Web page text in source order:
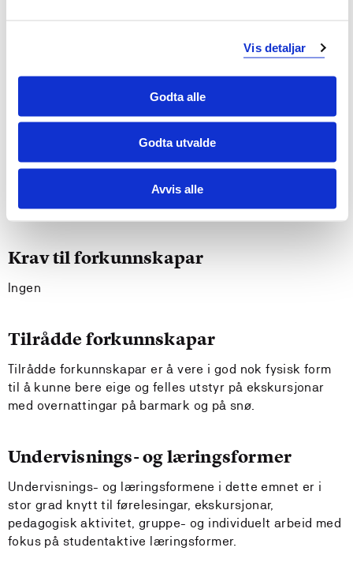
Vis detaljar
Godta alle
Godta utvalde
Avvis alle
kan utvikle, gjennomføre og evaluere pedagogiske
aktivitetar i natur sjølvstendig og i samarbeid med
kan reflektere kritisk over eiga og andre sin
didaktikk og pedagogiske perspektiv i natur
kan drøfte etiske og verdimessige problemstillingar
knytt til pedagogisk arbeid i natur
Krav til forkunnskapar
Ingen
Tilrådde forkunnskapar
Tilrådde forkunnskapar er å vere i god nok fysisk form
til å kunne bere eige og felles utstyr på ekskursjonar
med overnattingar på barmark og på snø.
Undervisnings- og læringsformer
Undervisnings- og læringsformene i dette emnet er i
stor grad knytt til førelesingar, ekskursjonar,
pedagogisk aktivitet, gruppe- og individuelt arbeid med
fokus på studentaktive læringsformer.